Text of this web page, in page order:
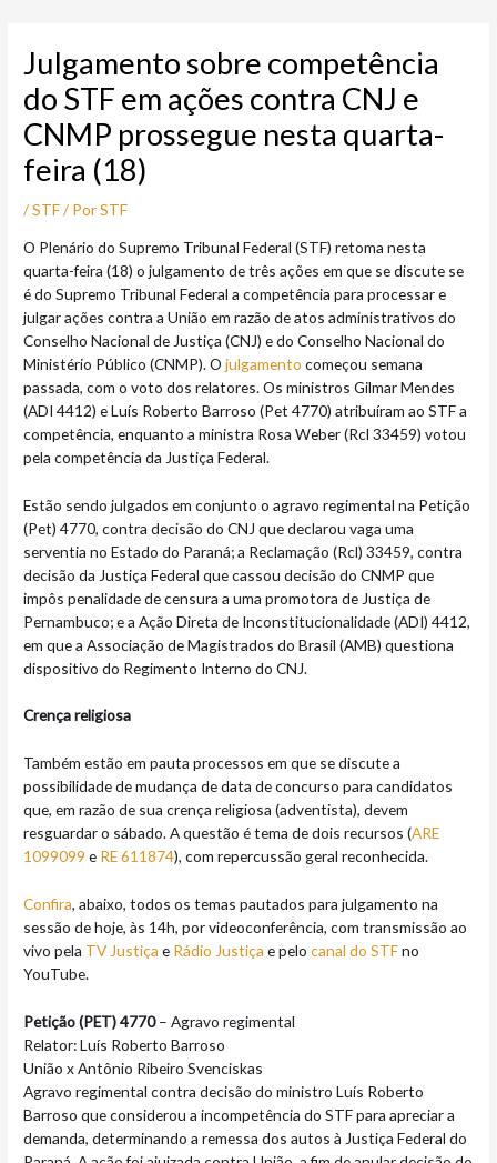
conteúdo
Julgamento sobre competência
do STF em ações contra CNJ e
CNMP prossegue nesta quarta-
feira (18)
/STF/ PorSTF
O Plenário do Supremo Tribunal Federal (STF) retoma nesta
quarta-feira (18) o julgamento de três ações em que se discute se
é do Supremo Tribunal Federal a competência para processar e
julgar ações contra a União em razão de atos administrativos do
Conselho Nacional de Justiça (CNJ) e do Conselho Nacional do
Ministério Público (CNMP). Ojulgamento começou semana
passada, com o voto dos relatores. Os ministros Gilmar Mendes
(ADI 4412) e Luís Roberto Barroso (Pet 4770) atribuíram ao STF a
competência, enquanto a ministra Rosa Weber (Rcl 33459) votou
pela competência da Justiça Federal.
Estão sendo julgados em conjunto o agravo regimental na Petição
(Pet) 4770, contra decisão do CNJ que declarou vaga uma
serventia no Estado do Paraná; a Reclamação (Rcl) 33459, contra
decisão da Justiça Federal que cassou decisão do CNMP que
impôs penalidade de censura a uma promotora de Justiça de
Pernambuco; e a Ação Direta de Inconstitucionalidade (ADI) 4412,
em que a Associação de Magistrados do Brasil (AMB) questiona
dispositivo do Regimento Interno do CNJ.
Crença religiosa
Também estão em pauta processos em que se discute a
possibilidade de mudança de data de concurso para candidatos
que, em razão de sua crença religiosa (adventista), devem
resguardar o sábado. A questão é tema de dois recursos (ARE
1099099 e RE 611874), com repercussão geral reconhecida.
Confira, abaixo, todos os temas pautados para julgamento na
sessão de hoje, às 14h, por videoconferência, com transmissão ao
vivo pela TV Justiça e Rádio Justiça e pelocanal do STFno
YouTube.
Petição (PET) 4770– Agravo regimental
Relator: Luís Roberto Barroso
União x Antônio Ribeiro Svenciskas
Agravo regimental contra decisão do ministro Luís Roberto
Barroso que considerou a incompetência do STF para apreciar a
demanda, determinando a remessa dos autos à Justiça Federal do